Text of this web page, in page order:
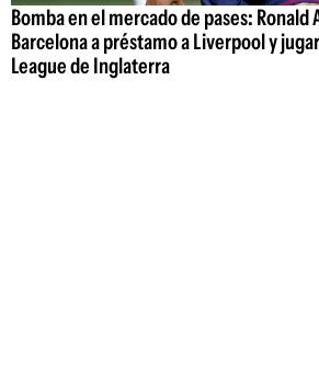
Bomba en el mercado de pases: Ronald
Barcelona a préstamo a Liverpool y
League de Inglaterra